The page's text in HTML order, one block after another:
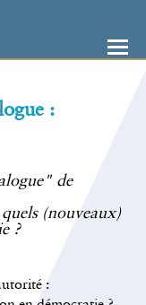
:
de
(nouveaux)
?
: